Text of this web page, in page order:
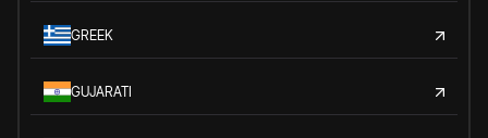
GREEK
GUJARATI